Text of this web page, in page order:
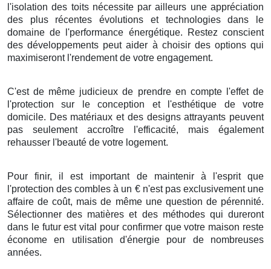
l'isolation des toitsnécessite par ailleurs uneappréciation
des plus récentes évolutions et technologiesdans le
domaine de l'performance énergétique. Restez conscient
desdéveloppements peutaider à choisirdes optionsqui
maximiserontl'rendementde votre engagement.
C'est de même judicieux de prendre en comptel'effetde
l'protection sur leconception et l'esthétique de votre
domicile. Des matériaux et des designs attrayants peuvent
pas seulement
accroître l'efficacité, mais également
rehausser l'beauté de votre logement.
Pour finir, il est importantde maintenirà l'espritque
l'protection descombles à un €n'est pas exclusivementune
affaire decoût, maisde mêmeune question de pérennité.
Sélectionner des matières et des méthodesquidureront
dans le futurestvital pour confirmerque votre maison reste
économe en utilisation d'énergie pour de nombreuses
années.